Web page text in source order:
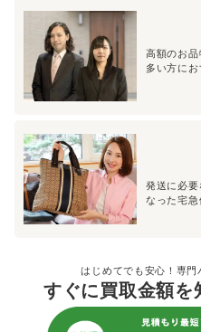
高額のお
多い方にお
発送に必
なった宅急
はじめてでも安心！専門
すぐに買取金額を